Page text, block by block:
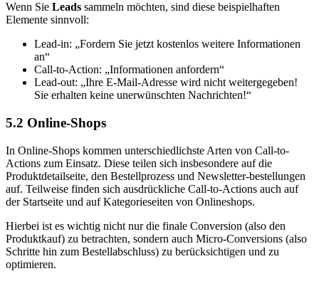
Wenn Sie Leads sammeln möchten, sind diese beispielhaften
Elemente sinnvoll:
Lead-in: „Fordern Sie jetzt kostenlos weitere Informationen
an“
Call-to-Action: „Informationen anfordern“
Lead-out: „Ihre E-Mail-Adresse wird nicht weitergegeben!
Sie erhalten keine unerwünschten Nachrichten!“
5.2 Online-Shops
In Online-Shops kommen unterschiedlichste Arten von Call-to-
Actions zum Einsatz. Diese teilen sich insbesondere auf die
Produktdetailseite, den Bestellprozess und Newsletter-bestellungen
auf. Teilweise finden sich ausdrückliche Call-to-Actions auch auf
der Startseite und auf Kategorieseiten von Onlineshops.
Hierbei ist es wichtig nicht nur die finale Conversion (also den
Produktkauf) zu betrachten, sondern auch Micro-Conversions (also
Schritte hin zum Bestellabschluss) zu berücksichtigen und zu
optimieren.